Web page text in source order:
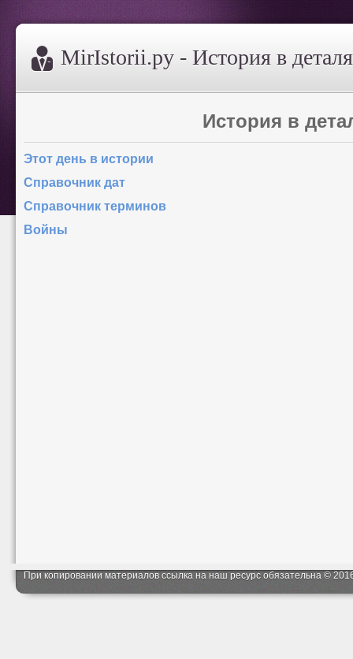
MirIstorii.ру - История в
История в
Этот день в истории
Справочник дат
Справочник терминов
Войны
При копировании материалов ссылка на наш ресурс обязательна ©